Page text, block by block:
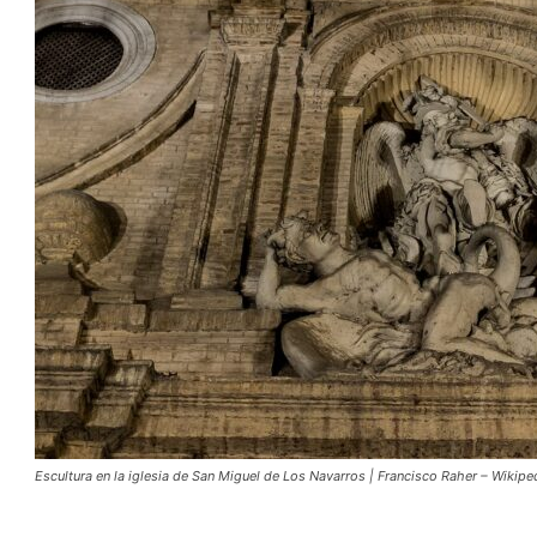
Escultura en la iglesia de San Miguel de Los Navarros | Francisco Raher –